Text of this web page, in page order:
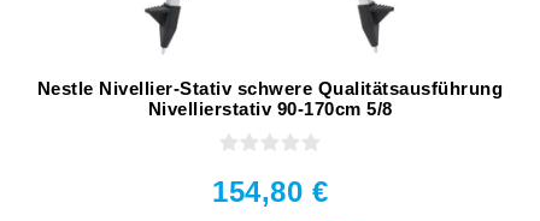
Nestle Nivellier-Stativ schwere Qualitätsausführung
Nivellierstativ 90-170cm 5/8
154,80 €